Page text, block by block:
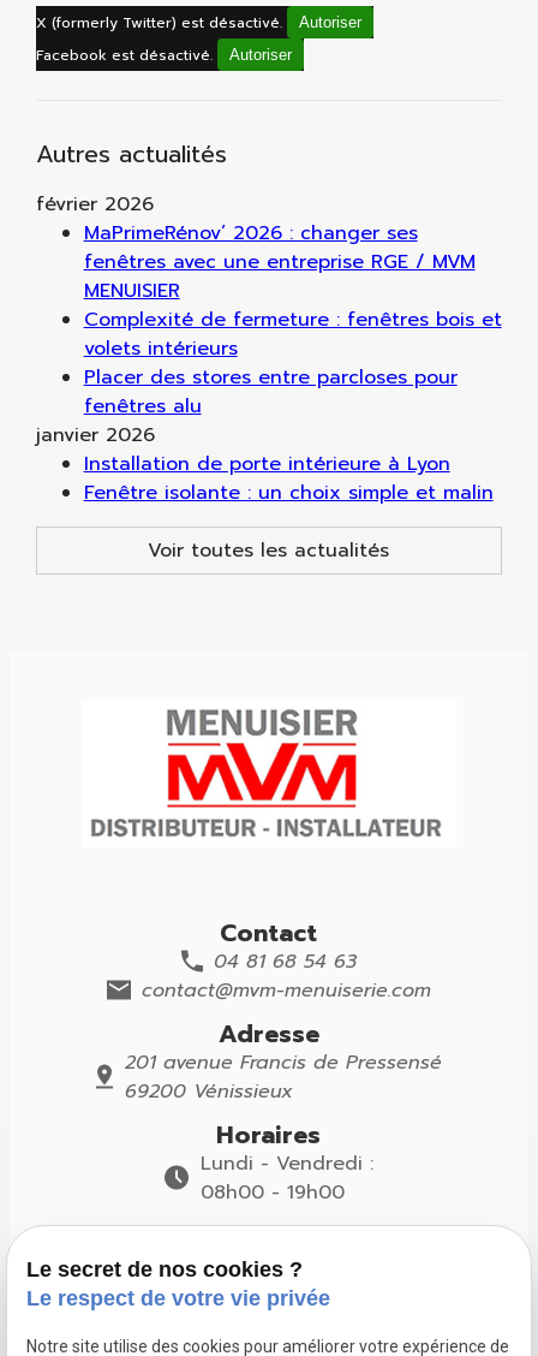
X (formerly Twitter) est désactivé. Autoriser
Facebook est désactivé. Autoriser
Autres actualités
février 2026
MaPrimeRénov’ 2026 : changer ses
fenêtres avec une entreprise RGE / MVM
MENUISIER
Complexité de fermeture : fenêtres bois et
volets intérieurs
Placer des stores entre parcloses pour
fenêtres alu
janvier 2026
Installation de porte intérieure à Lyon
Fenêtre isolante : un choix simple et malin
Voir toutes les actualités
Contact
04 81 68 54 63
contact@mvm-menuiserie.com
Adresse
201 avenue Francis de Pressensé
69200 Vénissieux
Horaires
Lundi - Vendredi :
08h00 - 19h00
Suivez-nous
Le secret de nos cookies ?
Le respect de votre vie privée
Notre site utilise des cookies pour améliorer votre expérience de